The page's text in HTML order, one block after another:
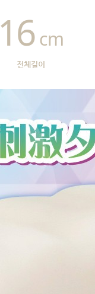
전체길이
16 cm